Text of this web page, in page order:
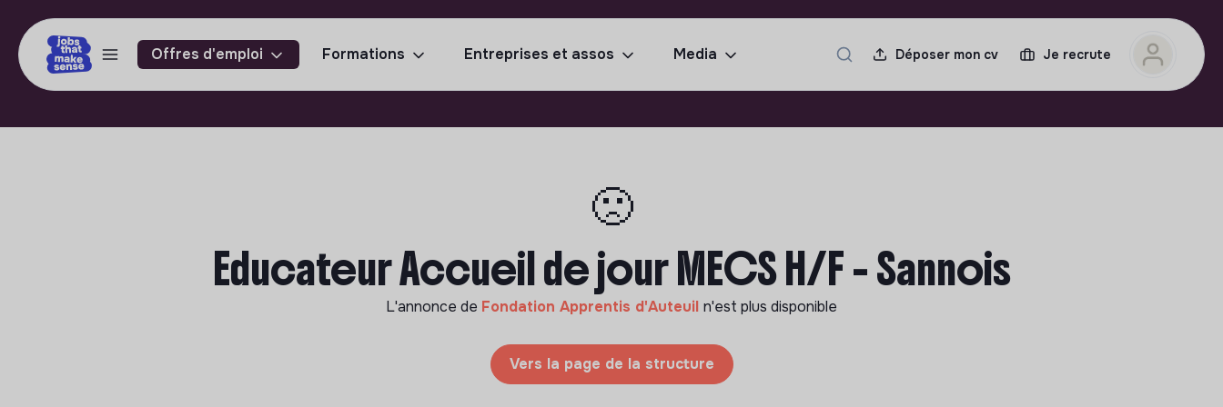
Offres d'emploi Formations Entreprises et assos Media Déposer mon cv Je recrute
🙁
Educateur Accueil de jour MECS H/F - Sannois
L'annonce de Fondation Apprentis d'Auteuil n'est plus disponible
Vers la page de la structure